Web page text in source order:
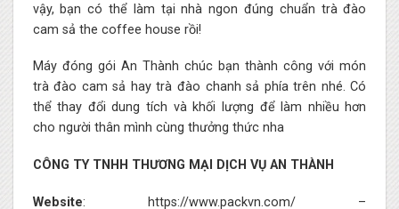
vậy, bạn có thể làm tại nhà ngon đúng chuẩn trà đào
cam sả the coffee house rồi!
Máy đóng gói An Thành chúc bạn thành công với món
trà đào cam sả hay trà đào chanh sả phía trên nhé. Có
thể thay đổi dung tích và khối lượng để làm nhiều hơn
cho người thân mình cùng thưởng thức nha
CÔNG TY TNHH THƯƠNG MẠI DỊCH VỤ AN THÀNH
Website: https://www.packvn.com/ –